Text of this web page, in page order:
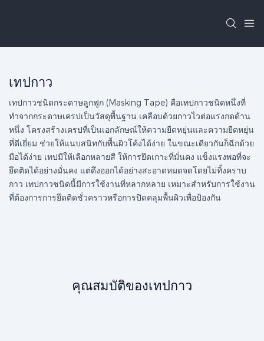
เทปกาว
เทปกาวชนิดกระดาษลูกฟูก (Masking Tape) คือเทปกาวชนิดหนึ่งที่
ทำจากกระดาษเครปเป็นวัสดุพื้นฐาน เคลือบด้วยกาวไวต่อแรงกดด้าน
หนึ่ง โครงสร้างเครปที่เป็นเอกลักษณ์ให้ความยืดหยุ่นและความยืดหยุ่น
ที่ดีเยี่ยม ช่วยให้แนบสนิทกับพื้นผิวโค้งได้ง่าย ในขณะเดียวกันก็ฉีกด้วย
มือได้ง่าย เทปมีให้เลือกหลายสี ให้การยึดเกาะที่มั่นคง แข็งแรงพอที่จะ
ยึดติดได้อย่างมั่นคง แต่ดึงออกได้อย่างสะอาดหมดจดโดยไม่ทิ้งคราบ
กาว เทปกาวชนิดนี้มีการใช้งานที่หลากหลาย เหมาะสำหรับการใช้งาน
ที่ต้องการการยึดติดชั่วคราวหรือการปิดคลุมพื้นผิวเพื่อป้องกัน
คุณสมบัติของเทปกาว